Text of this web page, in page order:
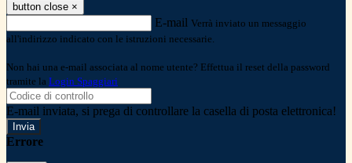
button close ×
E-mail Verrà inviato un messaggio
all'indirizzo indicato con le istruzioni necessarie.
Non hai una e-mail associata al nome utente? Effettua il reset della password
tramite la Login Spaggiari
E-mail inviata, si prega di controllare la casella di posta elettronica!
Errore